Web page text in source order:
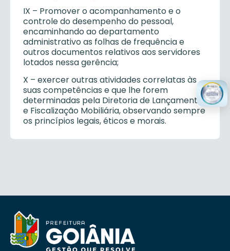
IX – Promover o acompanhamento e o
controle do desempenho do pessoal,
encaminhando ao departamento
administrativo as folhas de frequência e
outros documentos relativos aos servidores
lotados nessa gerência;
X – exercer outras atividades correlatas às
suas competências e que lhe forem
determinadas pela Diretoria de Lançamento
e Fiscalização Mobiliária, observando sempre
os princípios legais, éticos e morais.